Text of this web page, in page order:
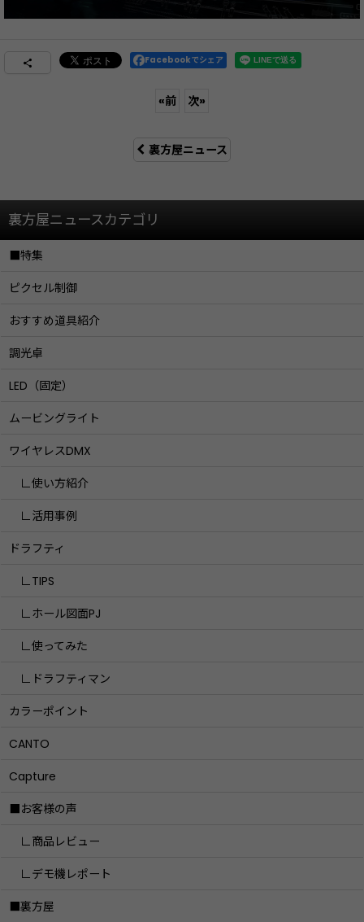
Facebookでシェア
«前 次»
裏方屋ニュース
裏方屋ニュースカテゴリ
■特集
ピクセル制御
おすすめ道具紹介
調光卓
LED（固定）
ムービングライト
ワイヤレスDMX
∟使い方紹介
∟活用事例
ドラフティ
∟TIPS
∟ホール図面PJ
∟使ってみた
∟ドラフティマン
カラーポイント
CANTO
Capture
■お客様の声
∟商品レビュー
∟デモ機レポート
■裏方屋